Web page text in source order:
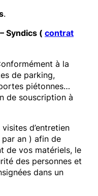
.
Syndics ( contrat
à la
de parking,
piétonnes…
de souscription à
d’entretien
an ) afin de
de vos matériels, le
des personnes et
dans un